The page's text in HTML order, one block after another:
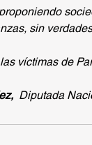
sin
víctimas de
Diputada